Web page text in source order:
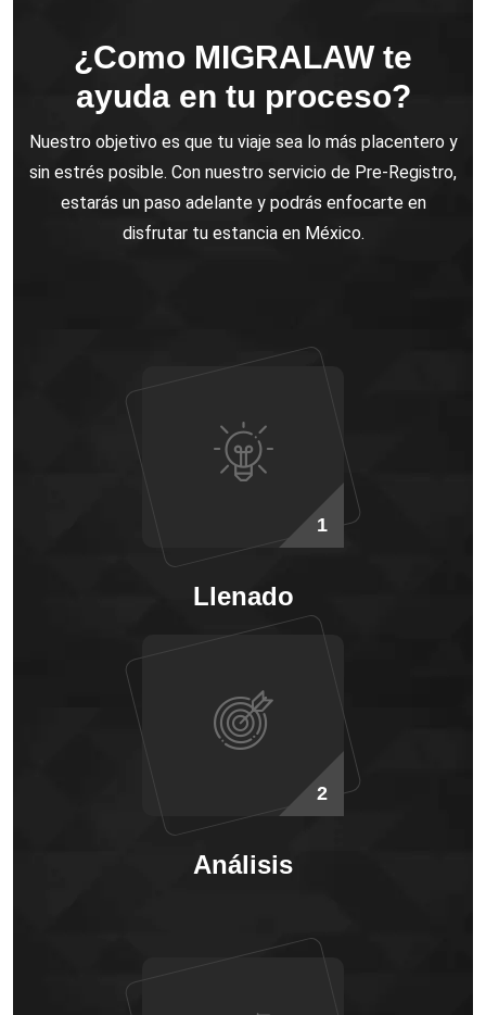
¿Como MIGRALAW te
ayuda en tu proceso?
Nuestro objetivo es que tu viaje sea lo más placentero y
sin estrés posible. Con nuestro servicio de Pre-Registro,
estarás un paso adelante y podrás enfocarte en
disfrutar tu estancia en México.
1
Llenado
2
Análisis